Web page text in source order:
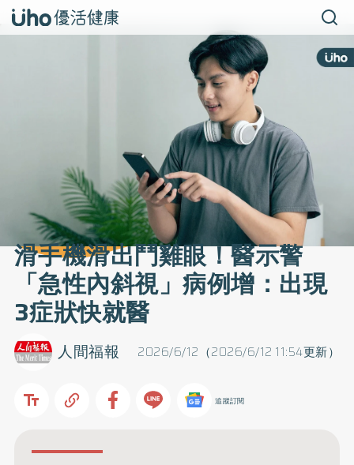
滑手機滑出鬥雞眼！醫示警
「急性內斜視」病例增：出現
3症狀快就醫
2026/6/12（2026/6/12 11:54更新）
人間福報
追蹤訂閱